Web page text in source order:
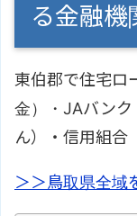
る金融
東伯郡で住宅ロ
金）・JAバンク
ん）・信用組合
＞＞鳥取県全域